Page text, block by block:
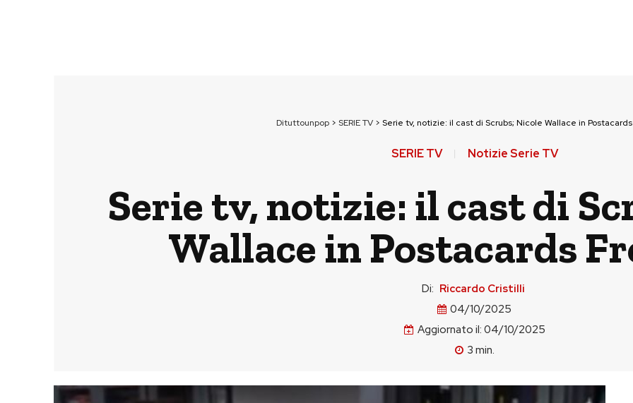
Dituttounpop> SERIE TV> Serie tv, notizie: il cast di Scrubs; Nicole Wallace in
SERIE TV Notizie Serie TV
Serie tv, notizie: il cast di
Wallace in Postacards
Di: Riccardo Cristilli
04/10/2025
Aggiornato il: 04/10/2025
3 min.